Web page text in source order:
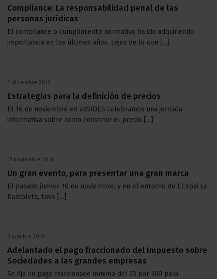
Compliance: La responsabilidad penal de las
personas jurídicas
El compliance o cumplimiento normativo ha ido adquiriendo
importancia en los últimos años. Lejos de lo que [...]
Estrategias para la definición de precios
2 diciembre 2016
El 16 de noviembre en a3SIDES celebramos una jornada
informativa sobre cómo construir el precio [...]
Un gran evento, para presentar una gran marca
17 noviembre 2016
El pasado jueves 10 de noviembre, y en el entorno de L’Espai La
Rambleta, tuvo [...]
Adelantado el pago fraccionado del Impuesto sobre
Sociedades a las grandes empresas
3 octubre 2016
Se fija un pago fraccionado mínimo del 23 por 100 para